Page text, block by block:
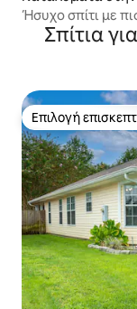
Ήσυχο σπίτι με
Airbnb! TOP 1%
Σπίτια
Επιλογή
Επιλογή